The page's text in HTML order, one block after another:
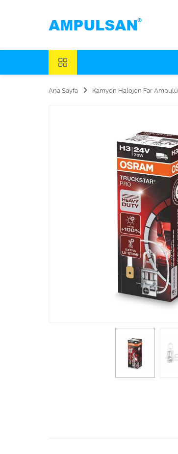
Ana Sayfa Kamyon Halojen Far Ampulü